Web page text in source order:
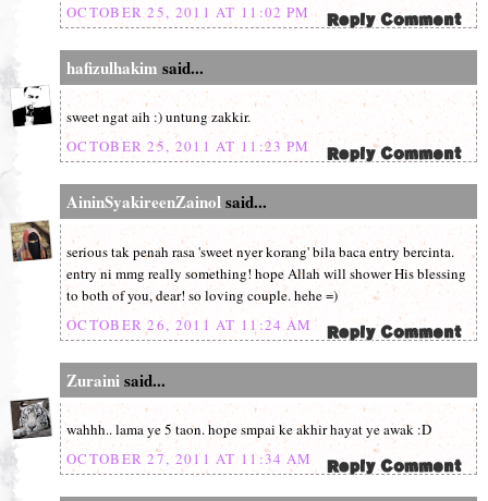
OCTOBER 25, 2011 AT 11:02 PM
hafizulhakim said...
sweet ngat aih :) untung zakkir.
OCTOBER 25, 2011 AT 11:23 PM
AininSyakireenZainolsaid...
serious tak penah rasa 'sweet nyer korang' bila baca entry bercinta.
entry ni mmg really something! hope Allah will shower His blessing
to both of you, dear! so loving couple. hehe =)
OCTOBER 26, 2011 AT 11:24 AM
Zurainisaid...
wahhh.. lama ye 5 taon. hope smpai ke akhir hayat ye awak :D
OCTOBER 27, 2011 AT 11:34 AM